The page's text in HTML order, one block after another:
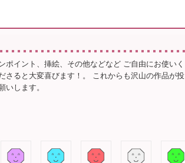
イント、挿絵、その他などなど ご自由にお使いく
さると大変喜びます！。 これからも沢山の作品が投
いします。